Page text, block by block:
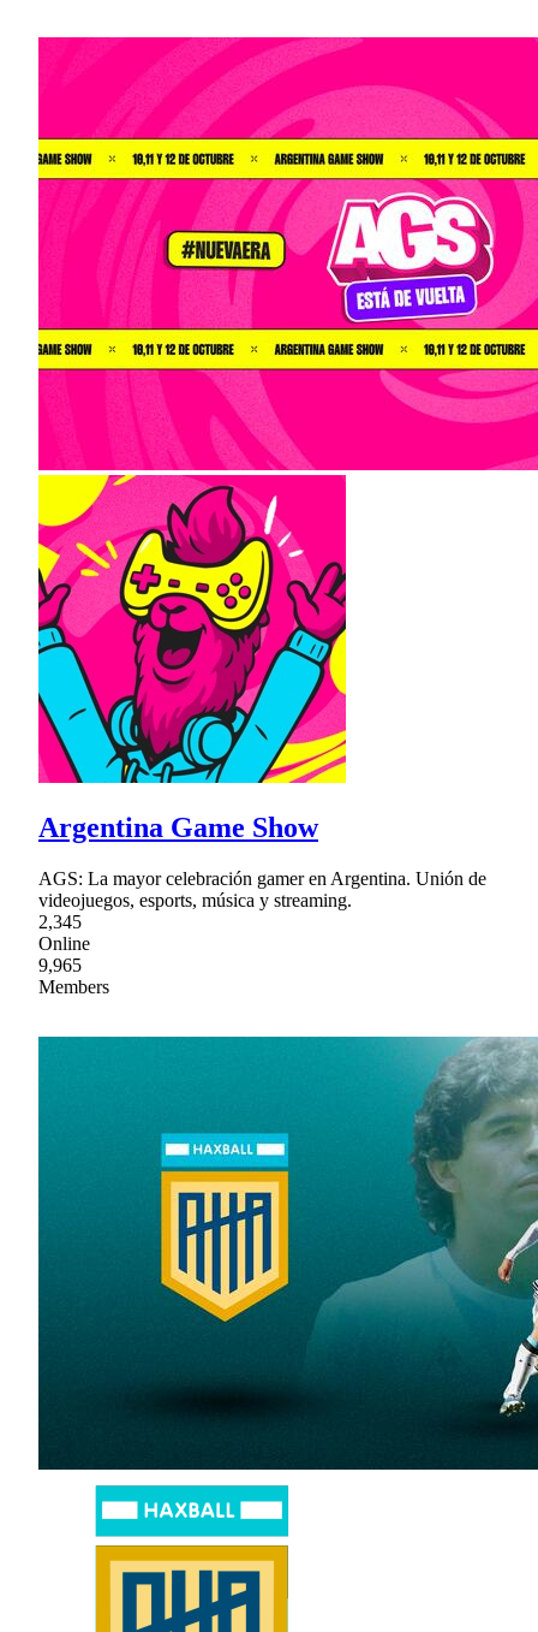
Argentina Game Show
AGS: La mayor celebración gamer en Argentina. Unión de
videojuegos, esports, música y streaming.
2,345
Online
9,965
Members